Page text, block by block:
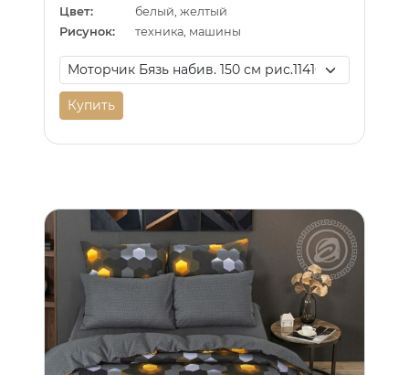
Цвет:
белый, желтый
Рисунок:
техника, машины
Купить